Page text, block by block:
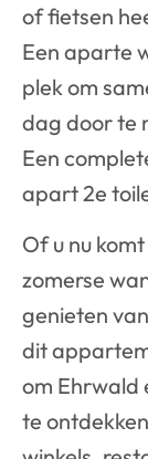
of fietsen
Een aparte
plek om
dag door te
Een
apart 2e
Of u nu
zomerse
genieten
dit
om Ehrwald
te